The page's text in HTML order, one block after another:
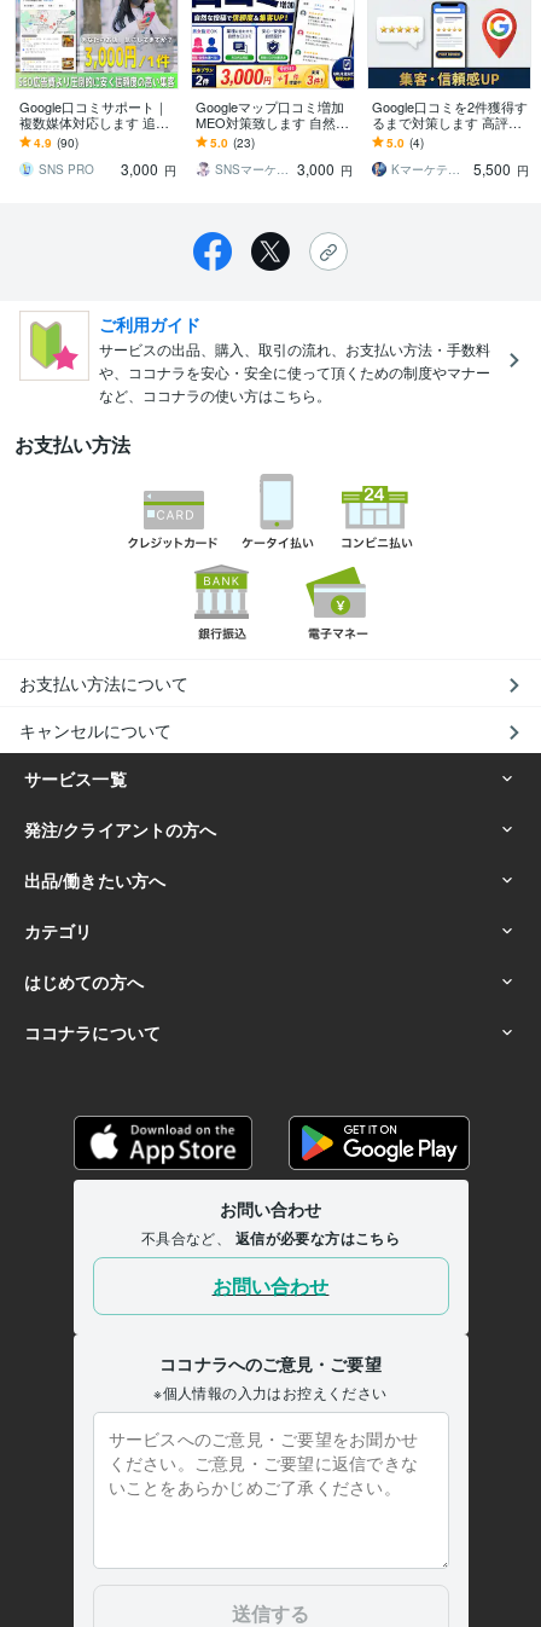
Google口コミサポート｜
複数媒体対応します 追加
料金なし・定期プランあ
り・日本人アカウントで
上位表示
4.9 (90)
SNS PRO
3,000 円
Googleマップ口コミ増加
MEO対策致します 自然な
口コミで信頼度&集客U
P！
5.0 (23)
SNSマーケティング英 3,000 円
Google口コミを2件獲得す
るまで対策します 高評価
口コミでMEO対策！期間
限定!!!
5.0 (4)
Kマーケティング｜MEO｜WEB制作
5,500 円
ご利用ガイド
サービスの出品、購入、取引の流れ、お支払い方法・手数料
や、ココナラを安心・安全に使って頂くための制度やマナー
など、ココナラの使い方はこちら。
お支払い方法
お支払い方法について
キャンセルについて